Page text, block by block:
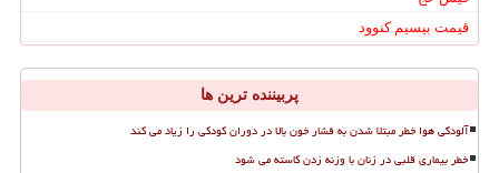
قیمت بیسیم کنوود
پربیننده ترین ها
آلودگی هوا خطر مبتلا شدن به فشار خون بالا در دوران کودکی را زیاد می کند
خطر بیماری قلبی در زنان با وزنه زدن کاسته می شود